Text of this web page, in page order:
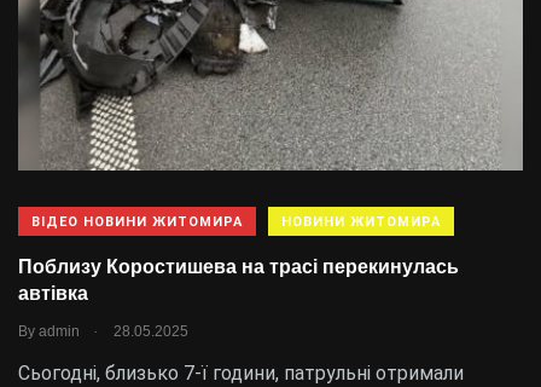
ВІДЕО НОВИНИ ЖИТОМИРА НОВИНИ ЖИТОМИРА
​Поблизу Коростишева на трасі перекинулась
автівка
By admin . 28.05.2025
Сьогодні, близько 7-ї години, патрульні отримали